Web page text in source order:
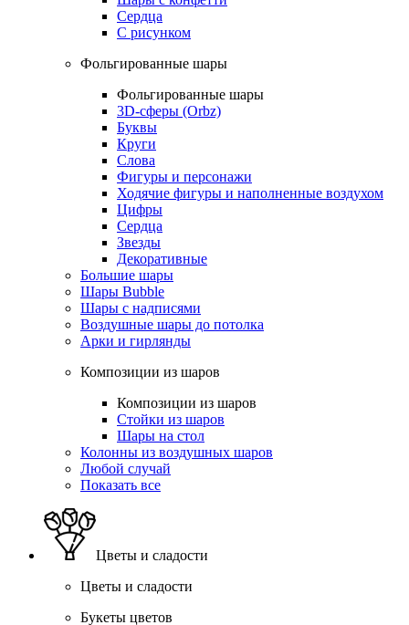
Сердца
С рисунком
Фольгированные шары
Фольгированные шары
3D-сферы (Orbz)
Буквы
Круги
Слова
Фигуры и персонажи
Ходячие фигуры и наполненные воздухом
Цифры
Сердца
Звезды
Декоративные
Большие шары
Шары Bubble
Шары с надписями
Воздушные шары до потолка
Арки и гирлянды
Композиции из шаров
Композиции из шаров
Стойки из шаров
Шары на стол
Колонны из воздушных шаров
Любой случай
Показать все
Цветы и сладости
Цветы и сладости
Букеты цветов